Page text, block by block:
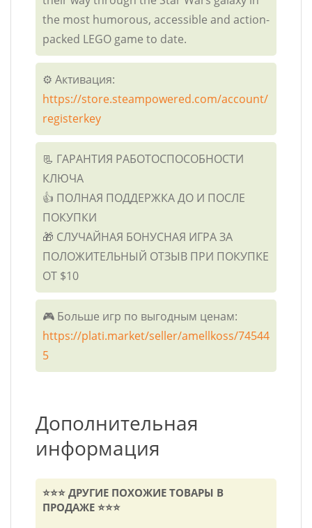
the most humorous, accessible and action-
packed LEGO game to date.
⚙️ Активация:
https://store.steampowered.com/account/
registerkey
📃 ГАРАНТИЯ РАБОТОСПОСОБНОСТИ
КЛЮЧА
👍 ПОЛНАЯ ПОДДЕРЖКА ДО И ПОСЛЕ
ПОКУПКИ
🎁 СЛУЧАЙНАЯ БОНУСНАЯ ИГРА ЗА
ПОЛОЖИТЕЛЬНЫЙ ОТЗЫВ ПРИ ПОКУПКЕ
ОТ $10
🎮 Больше игр по выгодным ценам:
https://plati.market/seller/amellkoss/74544
5
Дополнительная
информация
⭐⭐⭐ ДРУГИЕ ПОХОЖИЕ ТОВАРЫ В
ПРОДАЖЕ ⭐⭐⭐